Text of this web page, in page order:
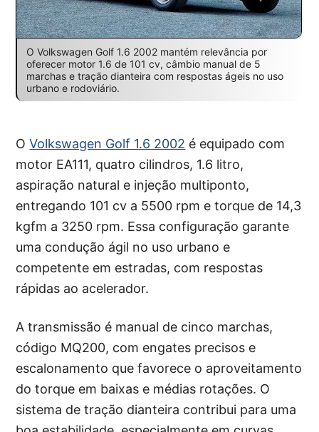
O Volkswagen Golf 1.6 2002 mantém relevância por
oferecer motor 1.6 de 101 cv, câmbio manual de 5
marchas e tração dianteira com respostas ágeis no uso
urbano e rodoviário.
OVolkswagen Golf 1.6 2002 é equipado com
motor EA111, quatro cilindros, 1.6 litro,
aspiração natural e injeção multiponto,
entregando 101 cv a 5500 rpm e torque de 14,3
kgfm a 3250 rpm. Essa configuração garante
uma condução ágil no uso urbano e
competente em estradas, com respostas
rápidas ao acelerador.
A transmissão é manual de cinco marchas,
código MQ200, com engates precisos e
escalonamento que favorece o aproveitamento
do torque em baixas e médias rotações. O
sistema de tração dianteira contribui para uma